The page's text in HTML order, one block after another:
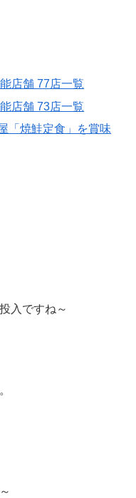
店舗 77店一覧
店舗 73店一覧
「焼鮭定食」を賞味
入ですね～